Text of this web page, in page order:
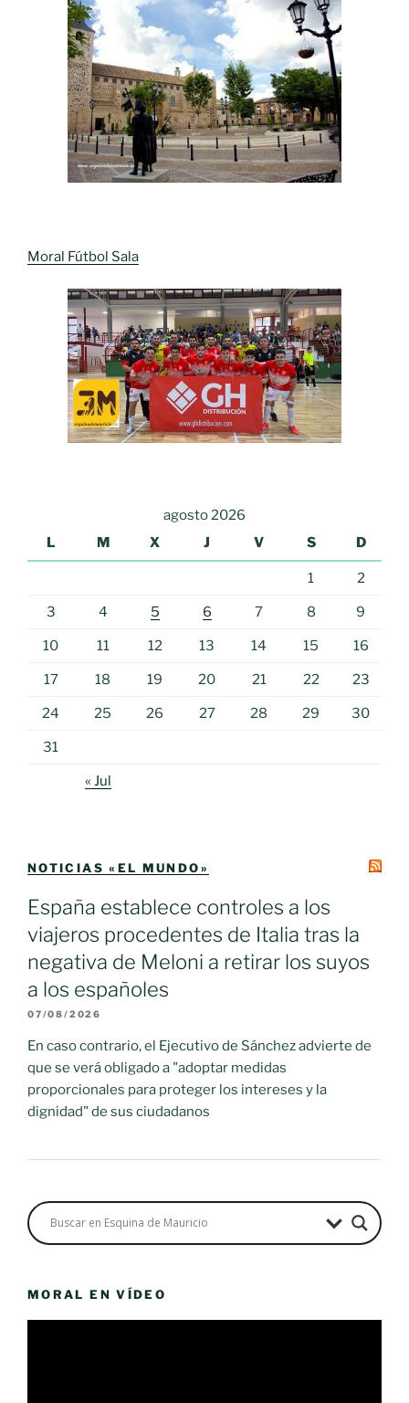
Moral Fútbol Sala
agosto 2026
L
M X J V S D
1 2
3 4 5 6 7 8 9
10 11 12 13 14 15 16
17 18 19 20 21 22 23
24 25 26 27 28 29 30
31
« Jul
NOTICIAS «EL MUNDO»
España establece controles a los
viajeros procedentes de Italia tras la
negativa de Meloni a retirar los suyos
a los españoles
07/08/2026
En caso contrario, el Ejecutivo de Sánchez advierte de
que se verá obligado a "adoptar medidas
proporcionales para proteger los intereses y la
dignidad" de sus ciudadanos
MORAL EN VÍDEO